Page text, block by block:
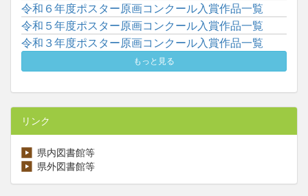
令和６年度ポスター原画コンクール入賞作品一覧
令和５年度ポスター原画コンクール入賞作品一覧
令和３年度ポスター原画コンクール入賞作品一覧
もっと見る
リンク
県内図書館等
県外図書館等